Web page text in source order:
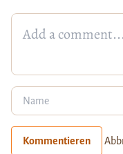
Kommentieren